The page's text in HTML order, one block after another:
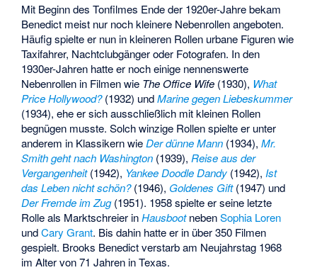
Mit Beginn des Tonfilmes Ende der 1920er-Jahre bekam
Benedict meist nur noch kleinere Nebenrollen angeboten.
Häufig spielte er nun in kleineren Rollen urbane Figuren wie
Taxifahrer, Nachtclubgänger oder Fotografen. In den
1930er-Jahren hatte er noch einige nennenswerte
Nebenrollen in Filmen wie The Office Wife (1930), What
Price Hollywood?(1932) undMarine gegen Liebeskummer
(1934), ehe er sich ausschließlich mit kleinen Rollen
begnügen musste. Solch winzige Rollen spielte er unter
anderem in Klassikern wieDer dünne Mann (1934),Mr.
Smith geht nach Washington (1939), Reise aus der
Vergangenheit(1942), Yankee Doodle Dandy (1942), Ist
das Leben nicht schön?(1946), Goldenes Gift(1947) und
Der Fremde im Zug(1951). 1958 spielte er seine letzte
Rolle als Marktschreier inHausbootnebenSophia Loren
undCary Grant. Bis dahin hatte er in über 350 Filmen
gespielt. Brooks Benedict verstarb am Neujahrstag 1968
im Alter von 71 Jahren in Texas.